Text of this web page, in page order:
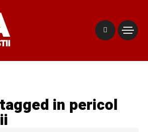
in pericol